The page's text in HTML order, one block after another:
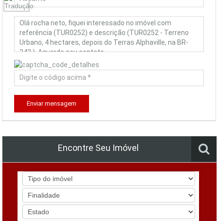
Enviar mensagem
Encontre Seu Imóvel